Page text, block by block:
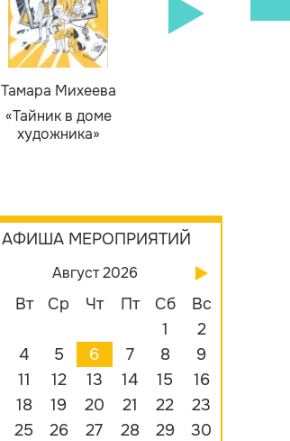
Тамара Михеева
«Тайник в доме
художника»
АФИША МЕРОПРИЯТИЙ
Август 2026
Вт Ср Чт Пт Сб
Вс
1
2
4 5 6 7 8
9
11 12 13 14 15
16
18 19 20 21 22
23
25 26 27 28 29
30